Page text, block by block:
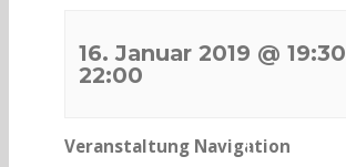
16. Januar 2019 @ 19:30
22:00
Veranstaltung Navigation